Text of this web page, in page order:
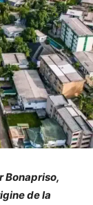
Bonapriso,
de la